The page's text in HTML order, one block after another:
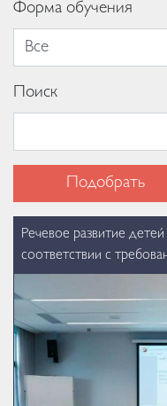
Форма обучения
Поиск
Подобрать
Речевое развитие
соответствии с